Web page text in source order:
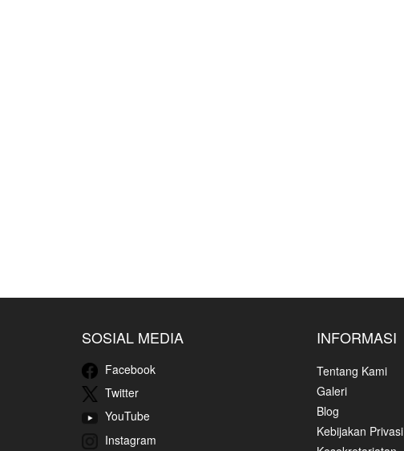
SOSIAL MEDIA
Facebook
Twitter
YouTube
Instagram
INFORMASI
Tentang Kami
Galeri
Blog
Kebijakan Privasi